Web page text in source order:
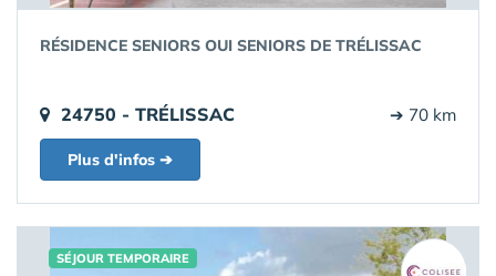
RÉSIDENCE SENIORS OUI SENIORS DE TRÉLISSAC
24750 - TRÉLISSAC ➔ 70 km
Plus d'infos ➔
SÉJOUR TEMPORAIRE